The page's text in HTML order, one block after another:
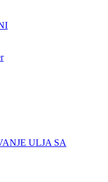
ULJA SA